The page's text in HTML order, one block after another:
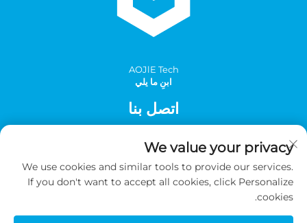
AOJlE Tech
ابنِ ما يلي
اتصل بنا
مينغتشو الصناعية، مقاطعة تونغهوا، قوانغتشو، الصين
هاتف:+86-2036031688 داخلي 8048
البريد الإلكتروني:
We value your privacy
We use cookies and similar tools to provide our services.
If you don't want to accept all cookies, click Personalize
cookies.